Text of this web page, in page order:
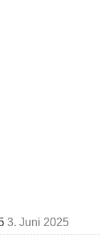
3. Juni 2025